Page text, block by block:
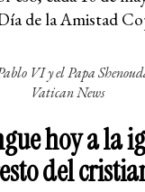
de la Amistad
VI y el Papa
Vatican News
hoy a la
del